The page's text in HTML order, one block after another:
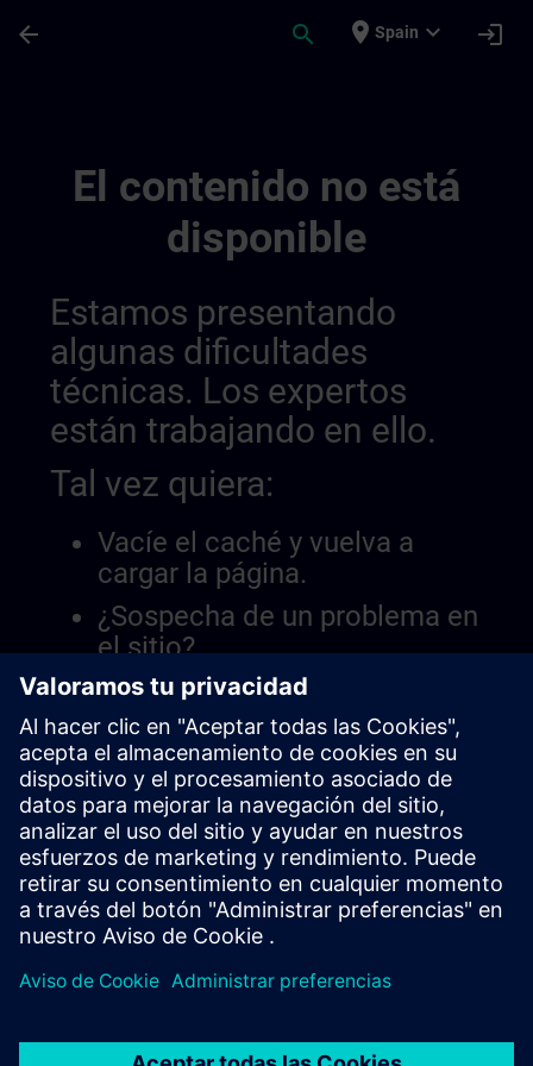
arrow_back search place Spain expand_more login
El contenido no está
disponible
Estamos presentando
algunas dificultades
técnicas. Los expertos
están trabajando en ello.
Tal vez quiera:
Vacíe el caché y vuelva a
cargar la página.
¿Sospecha de un problema en
el sitio?